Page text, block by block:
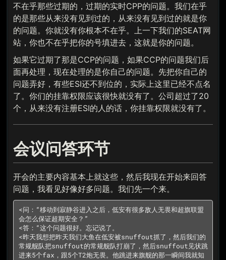
不在乎那些过期的，过期的实时CPP的问题。我们在乎
的是那些从来没有见到过的，从来没有见到过的就是你
的问题。你就没有你根本不在乎。上一下我们的SEAT网
站，你也不在乎把你的号填进去，这就是你的问题。
如果它过期了那是CCP的问题，如果CCP的问题我们后
面再处理，现在处理的是你自己的问题。先把你自己的
问题弄好，有些ESI还不到位的，实际上这里已经不点名
了。你们的挂靠权限应该很快就没有了。公司超过了20
个，从来没有注册ESI的人的话，你挂靠权限就没有了。
会议问答环节
开会的主要内容基本上就这些，然后我现在开始来回答
问题，我看见好像好多问题。我们先一个来。
<问：“移动到寂静谷进入之后，低安有很多敌人无畏和超旗联盟
会怎么保证超期安全？”
<答：“这个问题很好。忘记说了。
<昨天我想把昨天我们大鱼在低安被snuffout抓了，然后我们的
常规舰队把snuffout的常规舰队打崩了，然后snuffout见状跳
进来5个fax，跟5个T2炮无畏。他跳进来旗舰的那一瞬间我就知